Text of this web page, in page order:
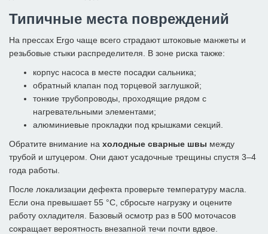
Типичные места повреждений
На прессах Ergo чаще всего страдают штоковые манжеты и
резьбовые стыки распределителя. В зоне риска также:
корпус насоса в месте посадки сальника;
обратный клапан под торцевой заглушкой;
тонкие трубопроводы, проходящие рядом с
нагревательными элементами;
алюминиевые прокладки под крышками секций.
Обратите внимание на холодные сварные швы между
трубой и штуцером. Они дают усадочные трещины спустя 3–4
года работы.
После локализации дефекта проверьте температуру масла.
Если она превышает 55 °C, сбросьте нагрузку и оцените
работу охладителя. Базовый осмотр раз в 500 моточасов
сокращает вероятность внезапной течи почти вдвое.